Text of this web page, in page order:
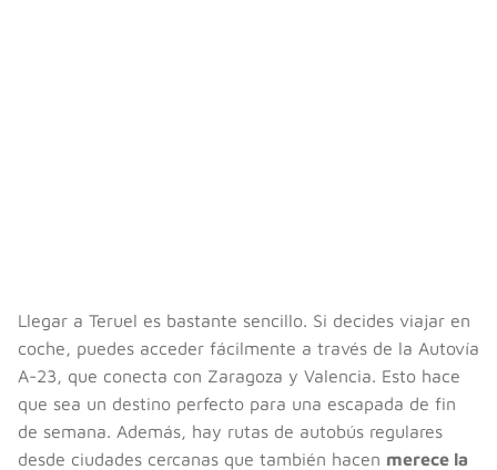
Llegar a Teruel es bastante sencillo. Si decides viajar en
coche, puedes acceder fácilmente a través de la Autovía
A-23, que conecta con Zaragoza y Valencia. Esto hace
que sea un destino perfecto para una escapada de fin
de semana. Además, hay rutas de autobús regulares
desde ciudades cercanas que también hacen merece la